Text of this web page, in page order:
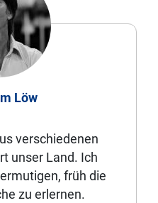
Löw
verschiedenen
unser Land. Ich
früh die
zu erlernen.